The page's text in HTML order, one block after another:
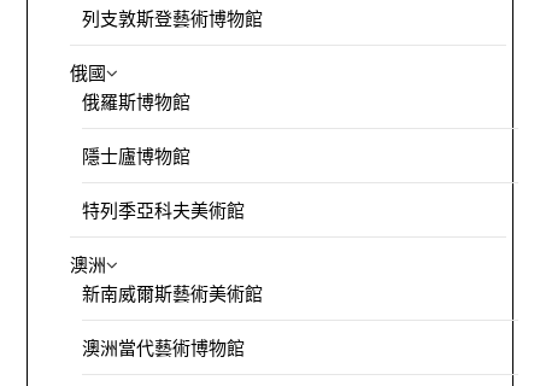
列支敦斯登藝術博物館
俄國
俄羅斯博物館
隱士廬博物館
特列季亞科夫美術館
澳洲
新南威爾斯藝術美術館
澳洲當代藝術博物館